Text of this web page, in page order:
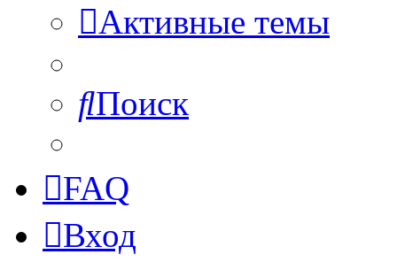
Активные темы
Поиск
FAQ
Вход